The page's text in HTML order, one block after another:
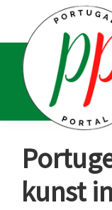
hoofd
inhoud
eerste
sidebar
voettekst
Portal
en
kunst